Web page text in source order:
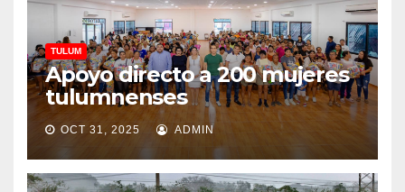
TULUM
Apoyo directo a 200 mujeres
tulumnenses
OCT 31, 2025 ADMIN